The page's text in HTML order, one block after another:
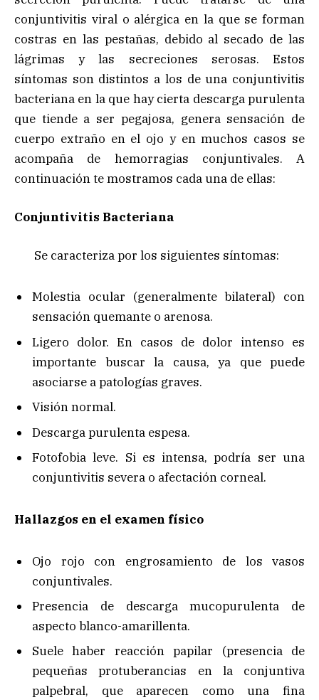
conjuntivitis viral o alérgica en la que se forman
costras en las pestañas, debido al secado de las
lágrimas y las secreciones serosas. Estos
síntomas son distintos a los de una conjuntivitis
bacteriana en la que hay cierta descarga purulenta
que tiende a ser pegajosa, genera sensación de
cuerpo extraño en el ojo y en muchos casos se
acompaña de hemorragias conjuntivales. A
continuación te mostramos cada una de ellas:
Conjuntivitis Bacteriana
Se caracteriza por los siguientes síntomas:
Molestia ocular (generalmente bilateral) con
sensación quemante o arenosa.
Ligero dolor. En casos de dolor intenso es
importante buscar la causa, ya que puede
asociarse a patologías graves.
Visión normal.
Descarga purulenta espesa.
Fotofobia leve. Si es intensa, podría ser una
conjuntivitis severa o afectación corneal.
Hallazgos en el examen físico
Ojo rojo con engrosamiento de los vasos
conjuntivales.
Presencia de descarga mucopurulenta de
aspecto blanco-amarillenta.
Suele haber reacción papilar (presencia de
pequeñas protuberancias en la conjuntiva
palpebral, que aparecen como una fina